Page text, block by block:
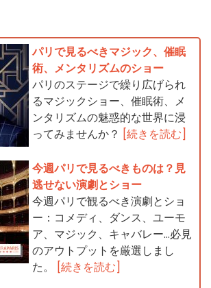
パリで見るべきマジック、催眠
術、メンタリズムのショー
パリのステージで繰り広げられ
るマジックショー、催眠術、メ
ンタリズムの魅惑的な世界に浸
ってみませんか？ [続きを読む]
今週パリで見るべきものは？見
逃せない演劇とショー
今週パリで観るべき演劇とショ
ー：コメディ、ダンス、ユーモ
ア、マジック、キャバレー…必見
のアウトプットを厳選しまし
た。
[続きを読む]